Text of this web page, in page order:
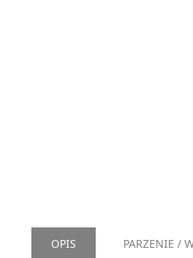
OPIS PARZENIE /